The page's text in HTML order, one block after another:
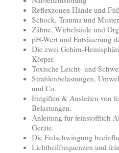
Reflexzonen Hände und
Schock, Trauma und
Zähne, Wirbelsäule und
pH-Wert und Entsäuerung
Die zwei Gehirn-
Körper.
Toxische Leicht- und
Strahlenbelastungen,
und Co.
Entgiften & Ausleiten von
Belastungen.
Anleitung für feinstofflich
Geräte.
Die Erdschwingung
Lichtheilfrequenzen und